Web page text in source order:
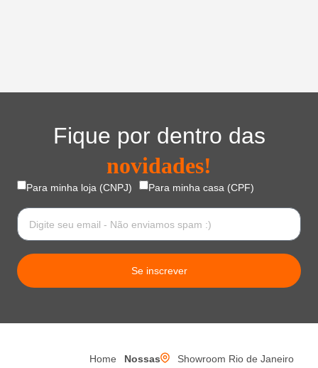
Fique por dentro das
novidades!
Para minha loja (CNPJ) Para minha casa (CPF)
Se inscrever
Home
Nossas
Showroom Rio de Janeiro